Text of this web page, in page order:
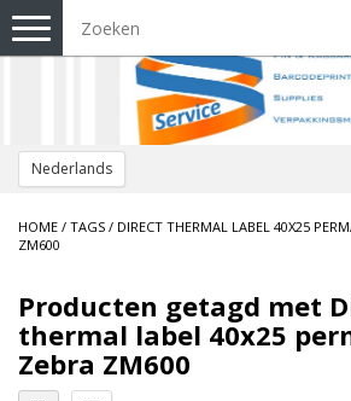
Nederlands
Toggle
navigation
HOME / TAGS / DIRECT THERMAL LABEL 40X25
ZM600
Producten getagd met
thermal label 40x25
Zebra ZM600